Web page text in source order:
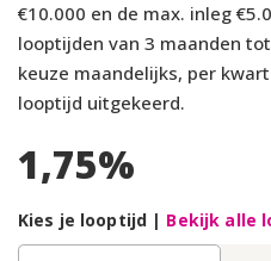
€10.000 en de max. inleg
looptijden van 3 maanden
keuze maandelijks, per
looptijd uitgekeerd.
1,75%
Kies je looptijd | Bekijk alle